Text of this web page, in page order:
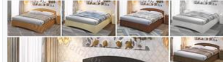
Доставка по городу